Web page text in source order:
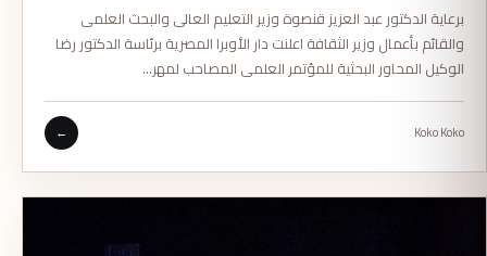
برعاية الدكتور عبد العزيز قنصوة وزير التعليم العالى والبحث العلمى
والقائم بأعمال وزير الثقافة اعلنت دار الأوبرا المصرية برئاسة الدكتور رضا
الوكيل المحاور البحثية للمؤتمر العلمى المصاحب لمهر…
Koko Koko
←